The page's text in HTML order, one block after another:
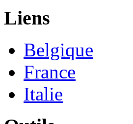
Liens
Belgique
France
Italie